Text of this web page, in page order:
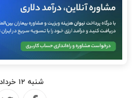
شنبه ۱۲ خرداد ۱۴۰۳ - ۰۹:۱۸